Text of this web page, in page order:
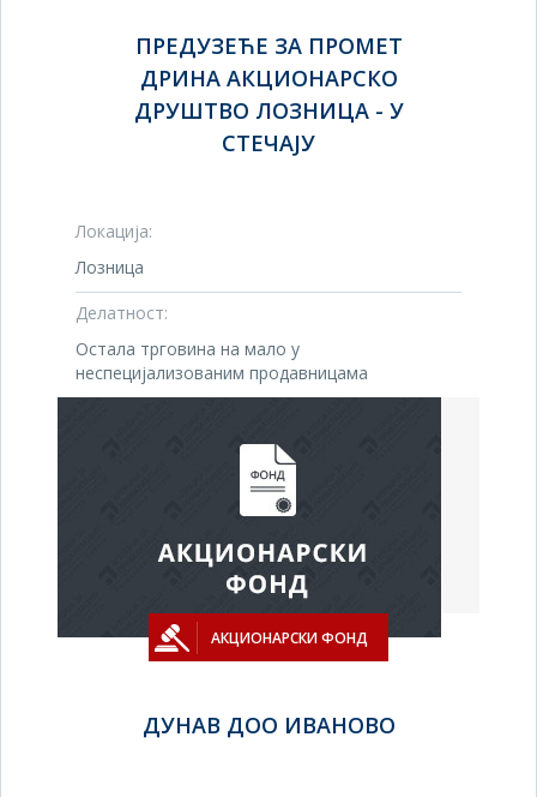
ПРЕДУЗЕЋЕ ЗА ПРОМЕТ
ДРИНА АКЦИОНАРСКО
ДРУШТВО ЛОЗНИЦА - У
СТЕЧАЈУ
Локација:
Лозница
Делатност:
Остала трговина на мало у
неспецијализованим продавницама
АКЦИОНАРСКИ ФОНД
ДУНАВ ДОО ИВАНОВО